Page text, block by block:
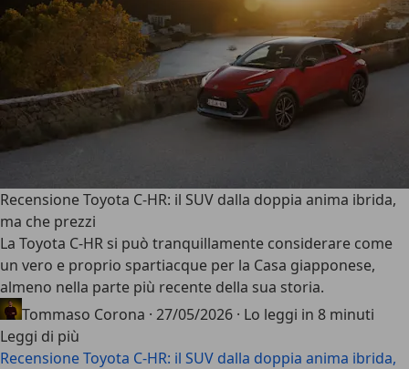
Recensione Toyota C-HR: il SUV dalla doppia anima ibrida,
ma che prezzi
La Toyota C-HR si può tranquillamente considerare come
un vero e proprio spartiacque per la Casa giapponese,
almeno nella parte più recente della sua storia.
Tommaso Corona · 27/05/2026 · Lo leggi in 8 minuti
Leggi di più
Recensione Toyota C-HR: il SUV dalla doppia anima ibrida,